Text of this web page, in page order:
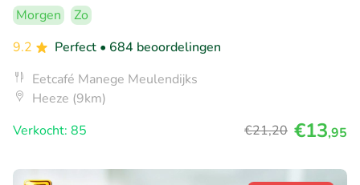
Morgen
Zo
9.2
Perfect • 684 beoordelingen
Eetcafé Manege Meulendijks
Heeze (9km)
Verkocht: 85
€21,20 €13,95